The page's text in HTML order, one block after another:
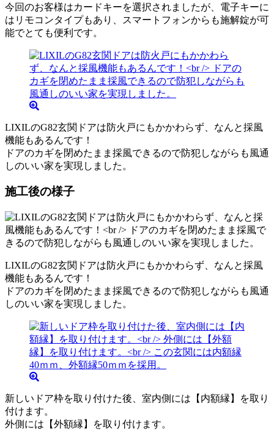
今回のお客様はカードキーを選択されましたが、電子キーに
はリモコンタイプもあり、スマートフォンからも施解錠が可
能でとても便利です。
LIXILのG82玄関ドアは防火戸にもかかわらず、なんと採風
機能もあるんです！
ドアのカギを閉めたまま採風できるので防犯しながらも風通
しのいい家を実現しました。
施工後の様子
LIXILのG82玄関ドアは防火戸にもかかわらず、なんと採風
機能もあるんです！
ドアのカギを閉めたまま採風できるので防犯しながらも風通
しのいい家を実現しました。
新しいドア枠を取り付けた後、室内側には【内額縁】を取り
付けます。
外側には【外額縁】を取り付けます。